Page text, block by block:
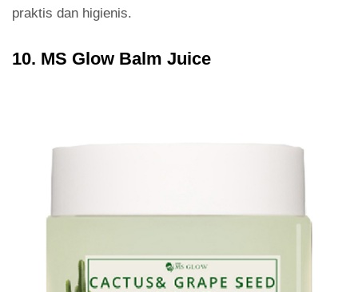
praktis dan higienis.
10. MS Glow Balm Juice